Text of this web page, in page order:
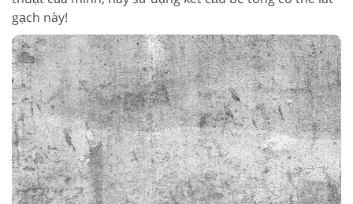
gạch này!